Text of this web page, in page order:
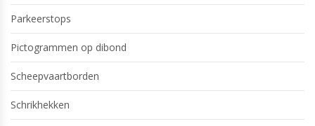
Parkeerstops
Pictogrammen op dibond
Scheepvaartborden
Schrikhekken